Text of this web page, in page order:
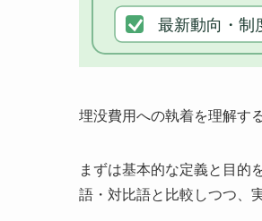
埋没費用への執着を理解す
まずは基本的な定義と目的
語・対比語と比較しつつ、